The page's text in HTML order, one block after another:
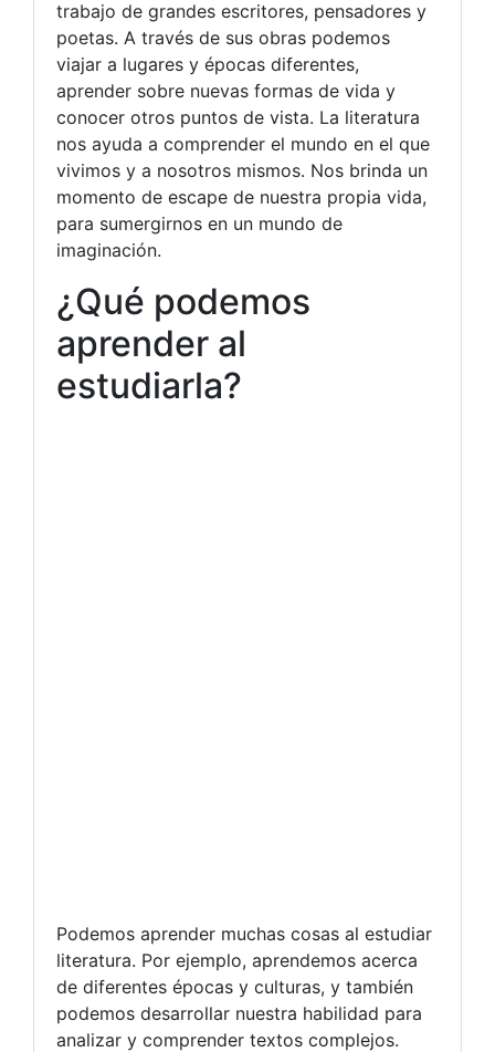
trabajo de grandes escritores, pensadores y
poetas. A través de sus obras podemos
viajar a lugares y épocas diferentes,
aprender sobre nuevas formas de vida y
conocer otros puntos de vista. La literatura
nos ayuda a comprender el mundo en el que
vivimos y a nosotros mismos. Nos brinda un
momento de escape de nuestra propia vida,
para sumergirnos en un mundo de
imaginación.
¿Qué podemos
aprender al
estudiarla?
Podemos aprender muchas cosas al estudiar
literatura. Por ejemplo, aprendemos acerca
de diferentes épocas y culturas, y también
podemos desarrollar nuestra habilidad para
analizar y comprender textos complejos.